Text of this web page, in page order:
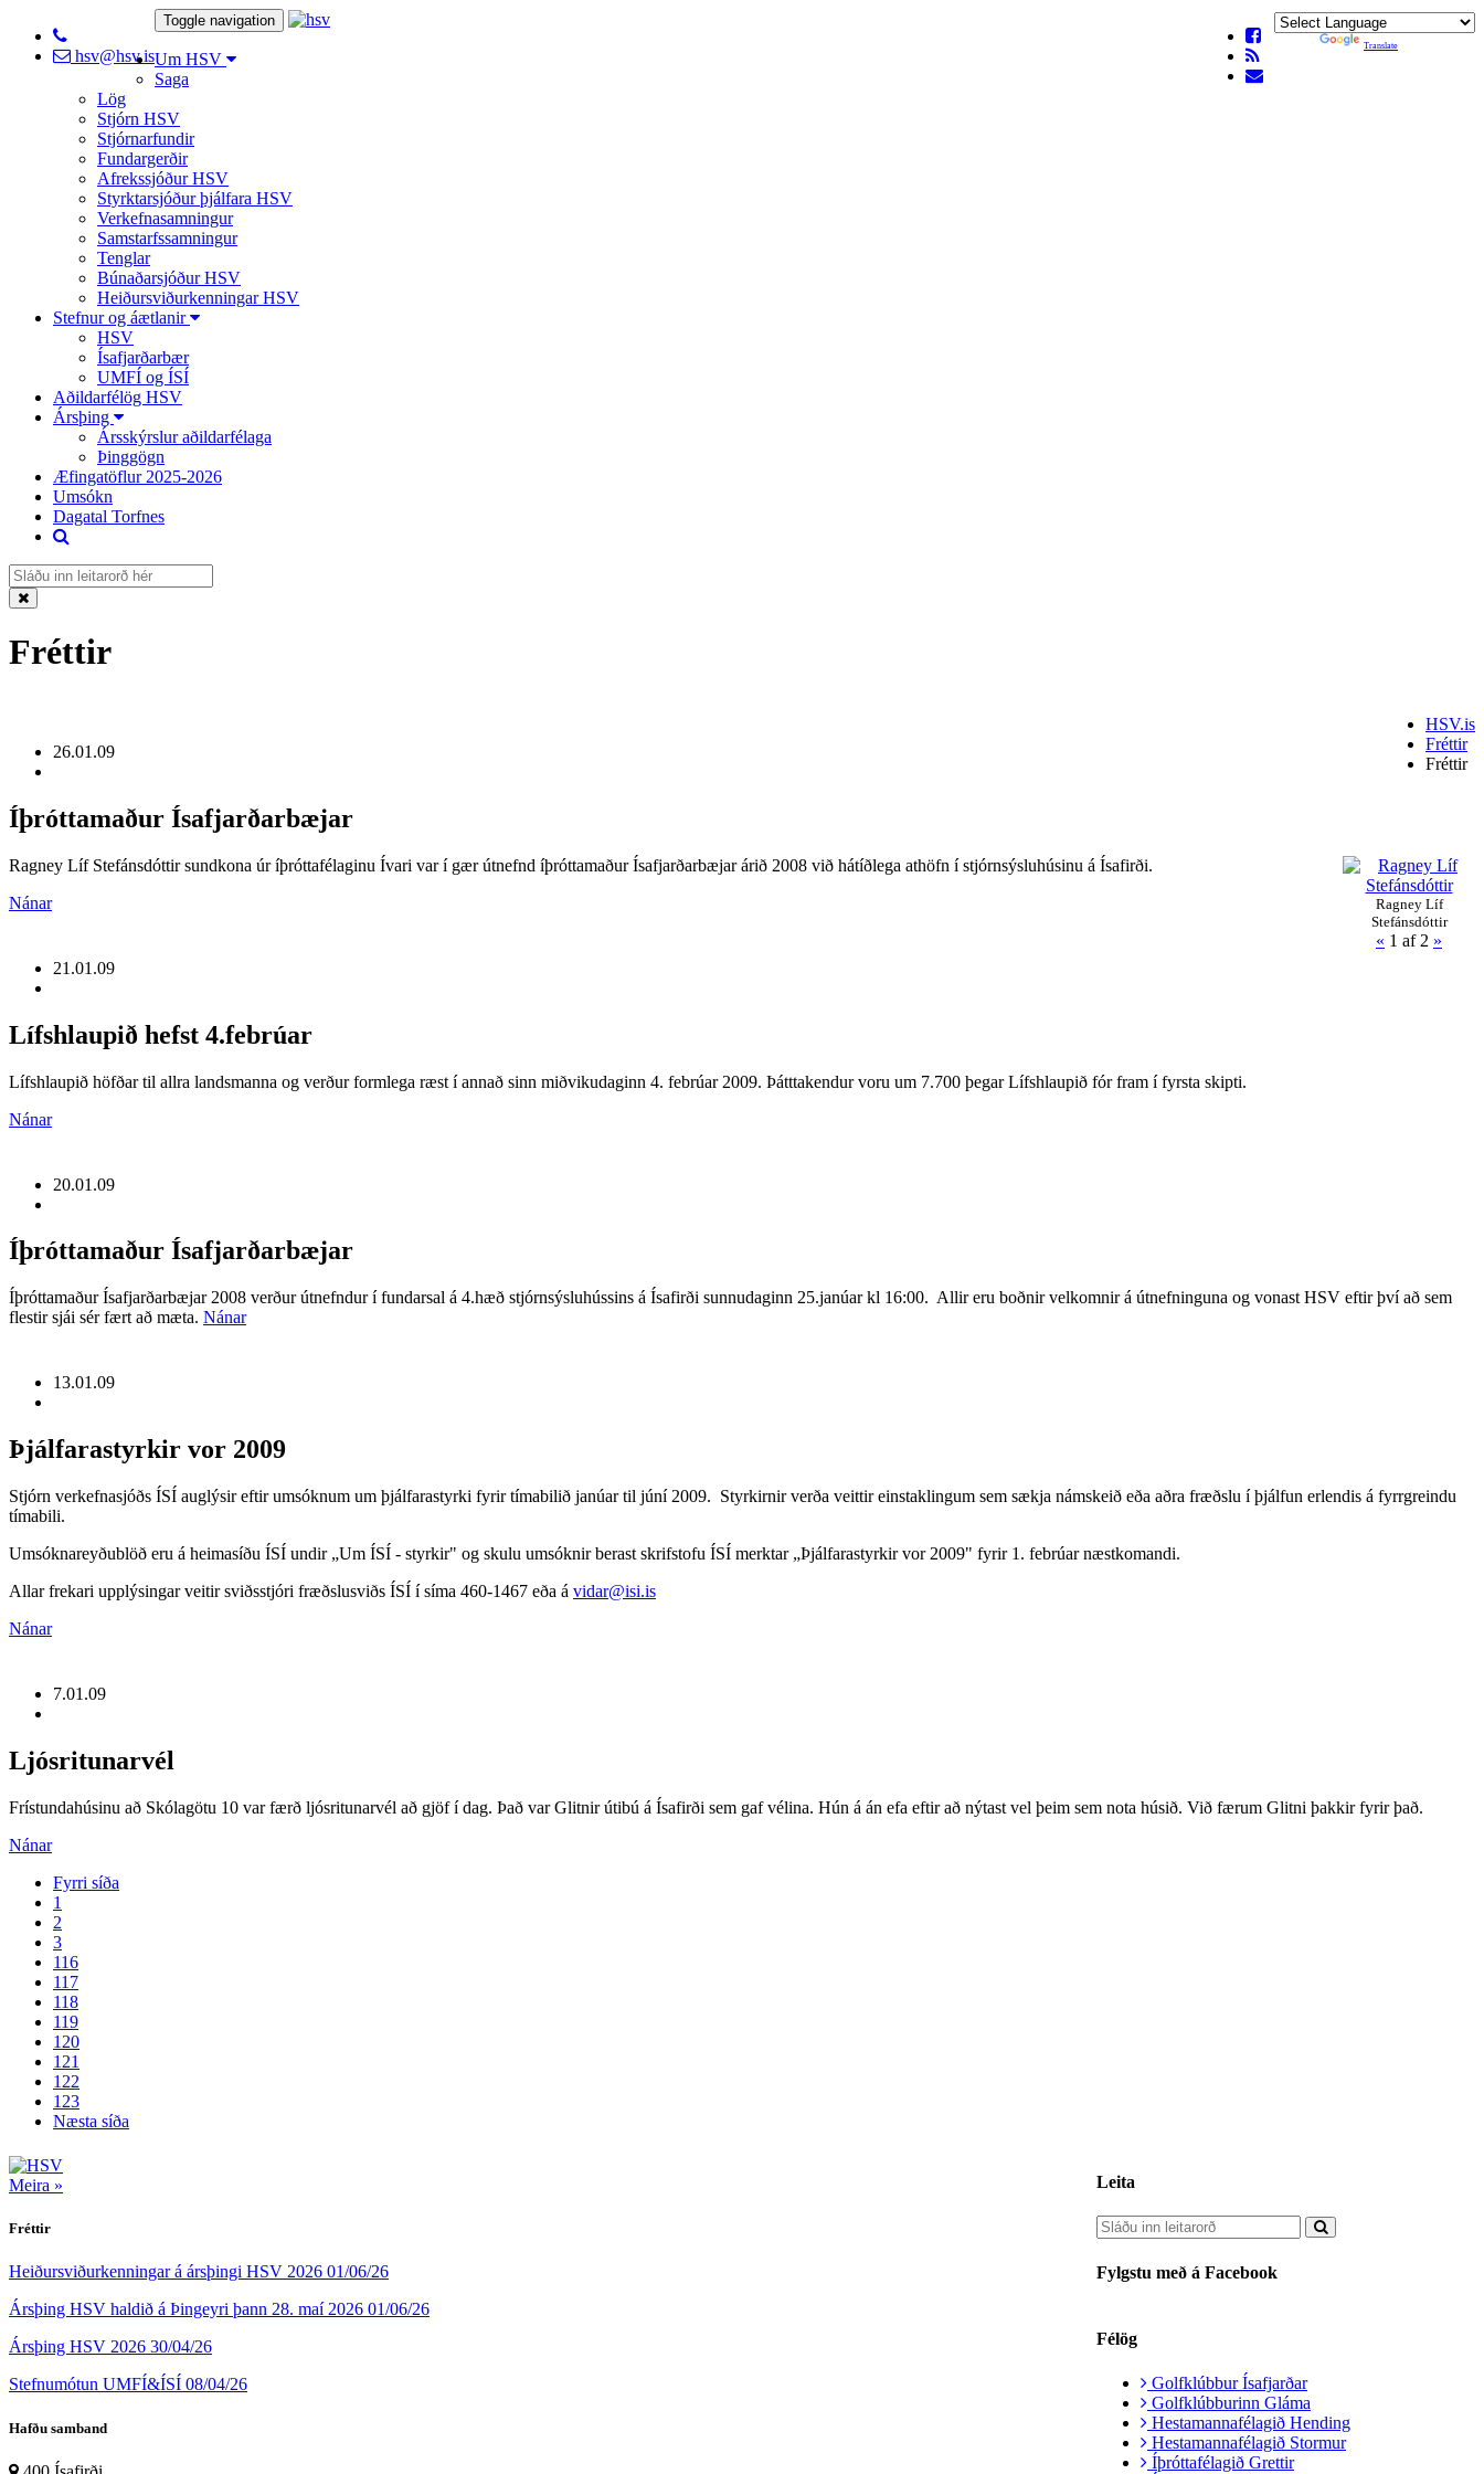
hsv@hsv.is
Translate
Toggle navigation
Um HSV
Saga
Lög
Stjórn HSV
Stjórnarfundir
Fundargerðir
Afrekssjóður HSV
Styrktarsjóður þjálfara HSV
Verkefnasamningur
Samstarfssamningur
Tenglar
Búnaðarsjóður HSV
Heiðursviðurkenningar HSV
Stefnur og áætlanir
HSV
Ísafjarðarbær
UMFÍ og ÍSÍ
Aðildarfélög HSV
Ársþing
Ársskýrslur aðildarfélaga
Þinggögn
Æfingatöflur 2025-2026
Umsókn
Dagatal Torfnes
Fréttir
HSV.is
Fréttir
Fréttir
26.01.09
Íþróttamaður Ísafjarðarbæjar
Ragney Líf
Stefánsdóttir
« 1 af 2 »
Ragney Líf Stefánsdóttir sundkona úr íþróttafélaginu Ívari var í gær útnefnd íþróttamaður Ísafjarðarbæjar árið 2008 við hátíðlega athöfn í stjórnsýsluhúsinu á Ísafirði.
Nánar
21.01.09
Lífshlaupið hefst 4.febrúar
Lífshlaupið höfðar til allra landsmanna og verður formlega ræst í annað sinn miðvikudaginn 4. febrúar 2009. Þátttakendur voru um 7.700 þegar Lífshlaupið fór fram í fyrsta skipti.
Nánar
20.01.09
Íþróttamaður Ísafjarðarbæjar
Íþróttamaður Ísafjarðarbæjar 2008 verður útnefndur í fundarsal á 4.hæð stjórnsýsluhússins á Ísafirði sunnudaginn 25.janúar kl 16:00. Allir eru boðnir velkomnir á útnefninguna og vonast HSV eftir því að sem
flestir sjái sér fært að mæta. Nánar
13.01.09
Þjálfarastyrkir vor 2009
Stjórn verkefnasjóðs ÍSÍ auglýsir eftir umsóknum um þjálfarastyrki fyrir tímabilið janúar til júní 2009. Styrkirnir verða veittir einstaklingum sem sækja námskeið eða aðra fræðslu í þjálfun erlendis á fyrrgreindu
tímabili.
Umsóknareyðublöð eru á heimasíðu ÍSÍ undir „Um ÍSÍ - styrkir" og skulu umsóknir berast skrifstofu ÍSÍ merktar „Þjálfarastyrkir vor 2009" fyrir 1. febrúar næstkomandi.
Allar frekari upplýsingar veitir sviðsstjóri fræðslusviðs ÍSÍ í síma 460-1467 eða á vidar@isi.is
Nánar
7.01.09
Ljósritunarvél
Frístundahúsinu að Skólagötu 10 var færð ljósritunarvél að gjöf í dag. Það var Glitnir útibú á Ísafirði sem gaf vélina. Hún á án efa eftir að nýtast vel þeim sem nota húsið. Við færum Glitni þakkir fyrir það.
Nánar
Fyrri síða
1
2
3
116
117
118
119
120
121
122
123
Næsta síða
Leita
Fylgstu með á Facebook
Félög
Golfklúbbur Ísafjarðar
Golfklúbburinn Gláma
Hestamannafélagið Hending
Hestamannafélagið Stormur
Íþróttafélagið Grettir
Meira »
Fréttir
Heiðursviðurkenningar á ársþingi HSV 2026 01/06/26
Ársþing HSV haldið á Þingeyri þann 28. maí 2026 01/06/26
Ársþing HSV 2026 30/04/26
Stefnumótun UMFÍ&ÍSÍ 08/04/26
Hafðu samband